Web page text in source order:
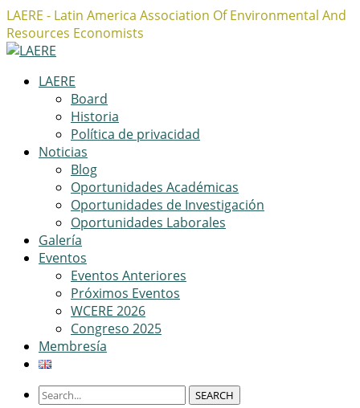
LAERE - Latin America Association Of Environmental And
Resources Economists
Facebook
Twitter
Instagram
LAERE
Board
Historia
Política de privacidad
Noticias
Blog
Oportunidades Académicas
Oportunidades de Investigación
Oportunidades Laborales
Galería
Eventos
Eventos Anteriores
Próximos Eventos
WCERE 2026
Congreso 2025
Membresía
SEARCH